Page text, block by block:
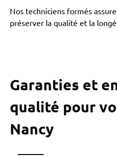
Nos techniciens formés
préserver la qualité et la
Garanties et
qualité pour
Nancy